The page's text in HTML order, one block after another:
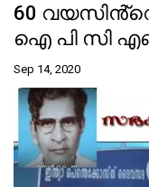
60
ഐ പി സി
Sep 14, 2020